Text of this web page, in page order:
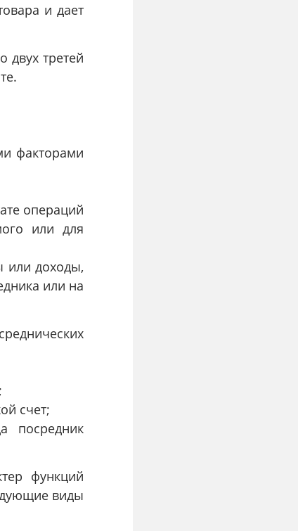
и дает
двух третей
факторами
операций
или для
или доходы,
или на
счет;
посредник
функций
виды